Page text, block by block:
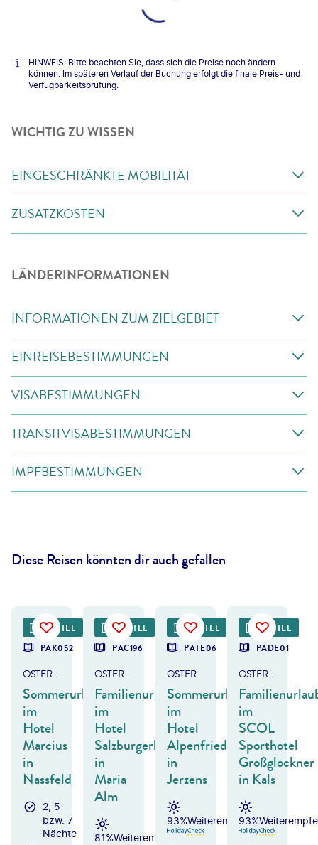
HINWEIS: Bitte beachten Sie, dass sich die Preise noch ändern
können. Im späteren Verlauf der Buchung erfolgt die finale Preis- und
Verfügbarkeitsprüfung.
WICHTIG ZU WISSEN
EINGESCHRÄNKTE MOBILITÄT
ZUSATZKOSTEN
LÄNDERINFORMATIONEN
INFORMATIONEN ZUM ZIELGEBIET
EINREISEBESTIMMUNGEN
VISABESTIMMUNGEN
TRANSITVISABESTIMMUNGEN
IMPFBESTIMMUNGEN
Diese Reisen könnten dir auch gefallen
HOTEL
PAK052
ÖSTERREICH - KÄRNTEN
Sommerurlaub
im
Hotel
Marcius
in
Nassfeld
2, 5
bzw. 7
Nächte
HOTEL
PAC196
ÖSTERREICH - SALZBURGER LAND
Familienurlaub
im
Hotel
Salzburgerhof
in
Maria
Alm
Weiterempfehlung
81%
DEALHOTEL
PATE06
ÖSTERREICH/TIROL - PITZTAL
Sommerurlaub
im
Hotel
Alpenfriede
in
Jerzens
Weiterempfehlung
93%
HOTEL
PADE01
ÖSTERREICH - TIROL
im
SCOL
Sporthotel
Großglockner
in Kals
93%